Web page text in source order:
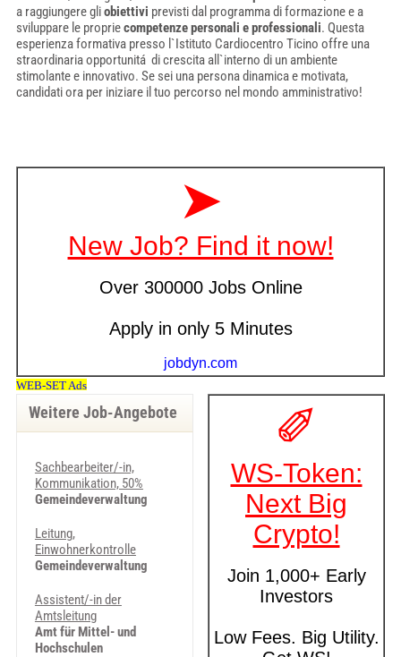
a raggiungere gliobiettivi previsti dal programma di formazione e a
sviluppare le propriecompetenze personali e professionali. Questa
esperienza formativa presso l`Istituto Cardiocentro Ticino offre una
straordinaria opportunitá di crescita all`interno di un ambiente
stimolante e innovativo. Se sei una persona dinamica e motivata,
candidati ora per iniziare il tuo percorso nel mondo amministrativo!
Weitere Job-Angebote
Sachbearbeiter/-in,
Kommunikation, 50%
Gemeindeverwaltung
Leitung,
Einwohnerkontrolle
Gemeindeverwaltung
Assistent/-in der
Amtsleitung
Amt für Mittel- und
Hochschulen